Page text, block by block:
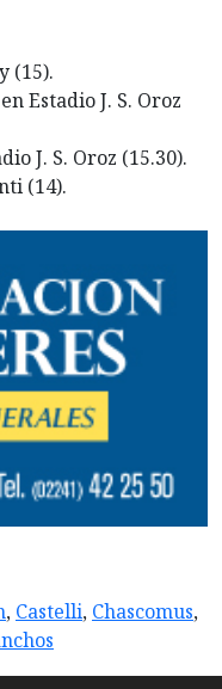
(15).
Estadio J. S. Oroz
J. S. Oroz (15.30).
(14).
, Castelli, Chascomus,